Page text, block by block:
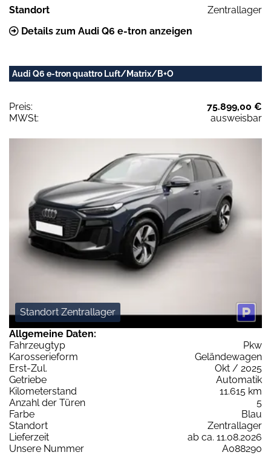
Standort
Zentrallager
Details zum Audi Q6 e-tron anzeigen
Audi Q6 e-tron quattro Luft/Matrix/B+O
Preis:
75.899,00 €
MWSt:
ausweisbar
Standort Zentrallager
Allgemeine Daten:
Fahrzeugtyp
Pkw
Karosserieform
Geländewagen
Erst-Zul.
Okt / 2025
Getriebe
Automatik
Kilometerstand
11.615 km
Anzahl der Türen
5
Farbe
Blau
Standort
Zentrallager
Lieferzeit
ab ca. 11.08.2026
Unsere Nummer
A088290